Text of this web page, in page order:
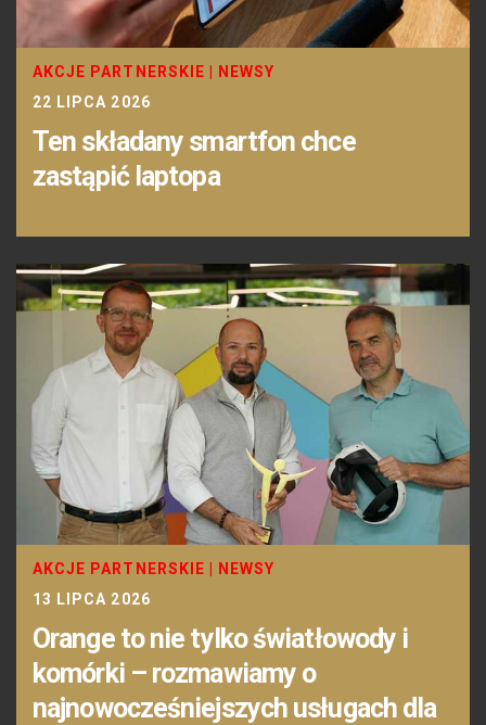
AKCJE PARTNERSKIE
NEWSY
22 LIPCA 2026
Ten składany smartfon chce
zastąpić laptopa
AKCJE PARTNERSKIE
NEWSY
13 LIPCA 2026
Orange to nie tylko światłowody i
komórki – rozmawiamy o
najnowocześniejszych usługach dla